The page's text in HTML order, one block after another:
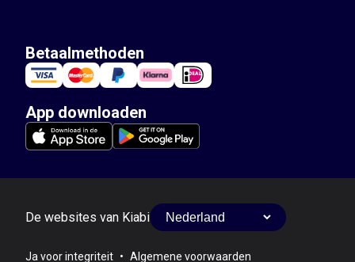
Betaalmethoden
App downloaden
De websites van Kiabi
Ja voor integriteit • Algemene voorwaarden